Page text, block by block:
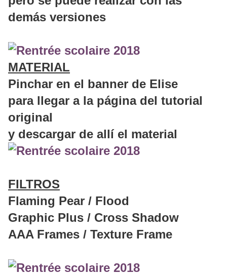
demás versiones
MATERIAL
Pinchar en el banner de Elise
para llegar a la página del tutorial
original
y descargar de allí el material
FILTROS
Flaming Pear / Flood
Graphic Plus / Cross Shadow
AAA Frames / Texture Frame